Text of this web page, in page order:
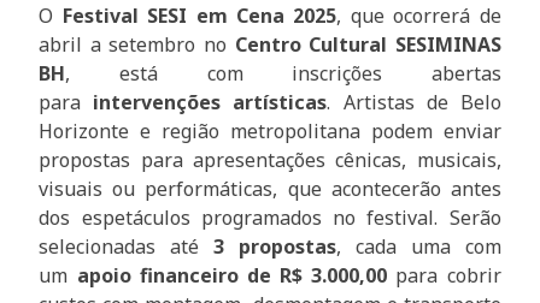
O Festival SESI em Cena 2025, que ocorrerá de
abril a setembro no Centro Cultural SESIMINAS
BH, está com inscrições abertas
para intervenções artísticas. Artistas de Belo
Horizonte e região metropolitana podem enviar
propostas para apresentações cênicas, musicais,
visuais ou performáticas, que acontecerão antes
dos espetáculos programados no festival. Serão
selecionadas até3 propostas, cada uma com
um apoio financeiro de R$ 3.000,00 para cobrir